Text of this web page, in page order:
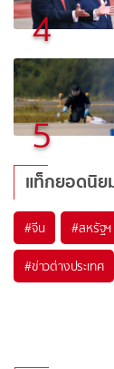
4
5
แท็กยอดนิย
#จีน #สหรัฐฯ
#ข่าวต่างประเทศ